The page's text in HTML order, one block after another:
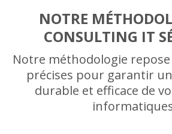
NOTRE
CONSULTING IT
Notre méthodologie
précises pour garantir
durable et efficace de